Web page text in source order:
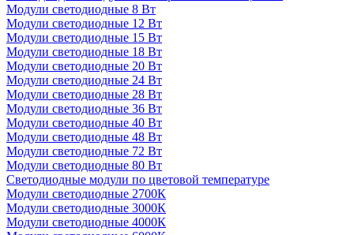
Модули светодиодные 8 Вт
Модули светодиодные 12 Вт
Модули светодиодные 15 Вт
Модули светодиодные 18 Вт
Модули светодиодные 20 Вт
Модули светодиодные 24 Вт
Модули светодиодные 28 Вт
Модули светодиодные 36 Вт
Модули светодиодные 40 Вт
Модули светодиодные 48 Вт
Модули светодиодные 72 Вт
Модули светодиодные 80 Вт
Светодиодные модули по цветовой температуре
Модули светодиодные 2700К
Модули светодиодные 3000К
Модули светодиодные 4000К